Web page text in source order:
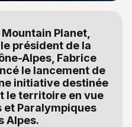
Planet,
président de la
Alpes, Fabrice
le lancement de
initiative destinée
le territoire en vue
et Paralympiques
Alpes.